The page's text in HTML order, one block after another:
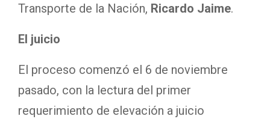
Transporte de la Nación, Ricardo Jaime.
El juicio
El proceso comenzó el 6 de noviembre
pasado, con la lectura del primer
requerimiento de elevación a juicio